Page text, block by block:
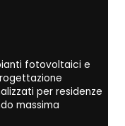
fotovoltaici e
per residenze
massima